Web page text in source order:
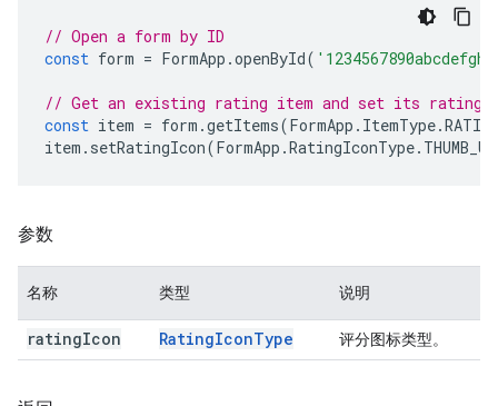
// Open a form by ID
const form = FormApp .openById(
// Get an existing rating item and set its rating
const item = form .getItems(FormApp . ItemType.
item . setRatingIcon(FormApp .RatingIconType. THUMB_UP
参数
名称 类型 说明
ratingIcon RatingIconType 评分图标类型。